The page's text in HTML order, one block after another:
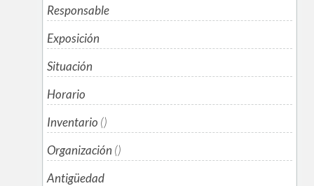
Responsable
Exposición
Situación
Horario
Inventario ()
Organización ()
Antigüedad